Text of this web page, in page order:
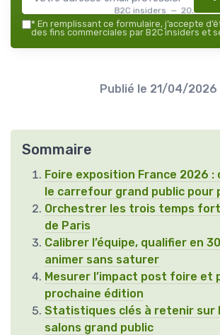
B2C insiders — 2026
* En remplissant ce formulaire, j’accepte
des fins commerciales par B2C insiders et
Publié le 21/04/2026
Sommaire
Foire exposition France 2026 :
le carrefour grand public pour
Orchestrer les trois temps
de Paris
Calibrer l’équipe, qualifier en
animer sans saturer
Mesurer l’impact post foire et
prochaine édition
Statistiques clés à retenir sur
salons grand public